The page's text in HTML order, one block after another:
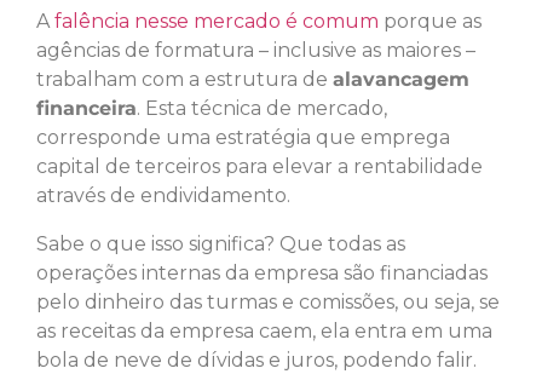
Afalência nesse mercado é comum porque as
agências de formatura – inclusive as maiores –
trabalham com a estrutura de alavancagem
financeira. Esta técnica de mercado,
corresponde uma estratégia que emprega
capital de terceiros para elevar a rentabilidade
através de endividamento.
Sabe o que isso significa? Que todas as
operações internas da empresa são financiadas
pelo dinheiro das turmas e comissões, ou seja, se
as receitas da empresa caem, ela entra em uma
bola de neve de dívidas e juros, podendo falir.